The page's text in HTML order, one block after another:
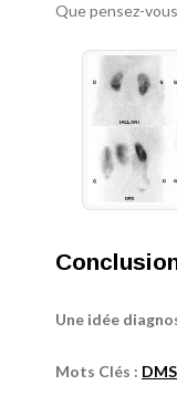
Que pensez-vous
Une idée
Mots Clés :